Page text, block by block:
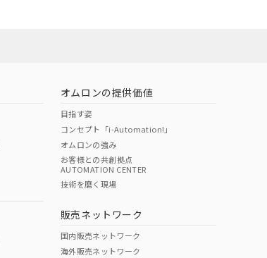
O
オムロンの提供価値
目指す姿
コンセプト「i-Automation!」
オムロンの強み
お客様との共創拠点
AUTOMATION CENTER
技術を磨く現場
販売ネットワーク
国内販売ネットワーク
海外販売ネットワーク